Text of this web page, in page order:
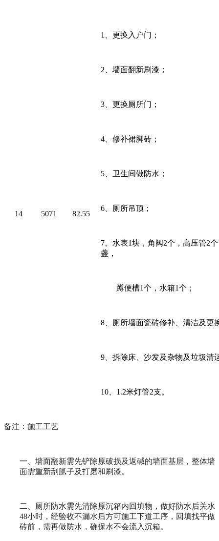
14 5071 82.55
1、更换入户门；
2、墙面翻新刷漆；
3、更换厕所门；
4、修补裙脚砖；
5、 卫生间做防水；
6、 厕所吊顶；
7、 水表1块，角阀2个，高压管2
盏，
蹲便槽1个，水箱1个；
8、 厕所墙面瓷砖修补、清洁及更
9、拆除床、沙发及杂物及垃圾清
10、 1.2米灯管2支。
备注：施工工艺
一、墙面翻新需先铲除原破损及返碱的墙面基层，整体墙
面需重新刮腻子及打磨和刷漆。
二、厕所防水需先清除原沉箱内回填物，做好防水后关水
48小时，经验收不漏水后方可施工下道工序，回填找平做
砖前，需再做防水，确保水不会流入沉箱。